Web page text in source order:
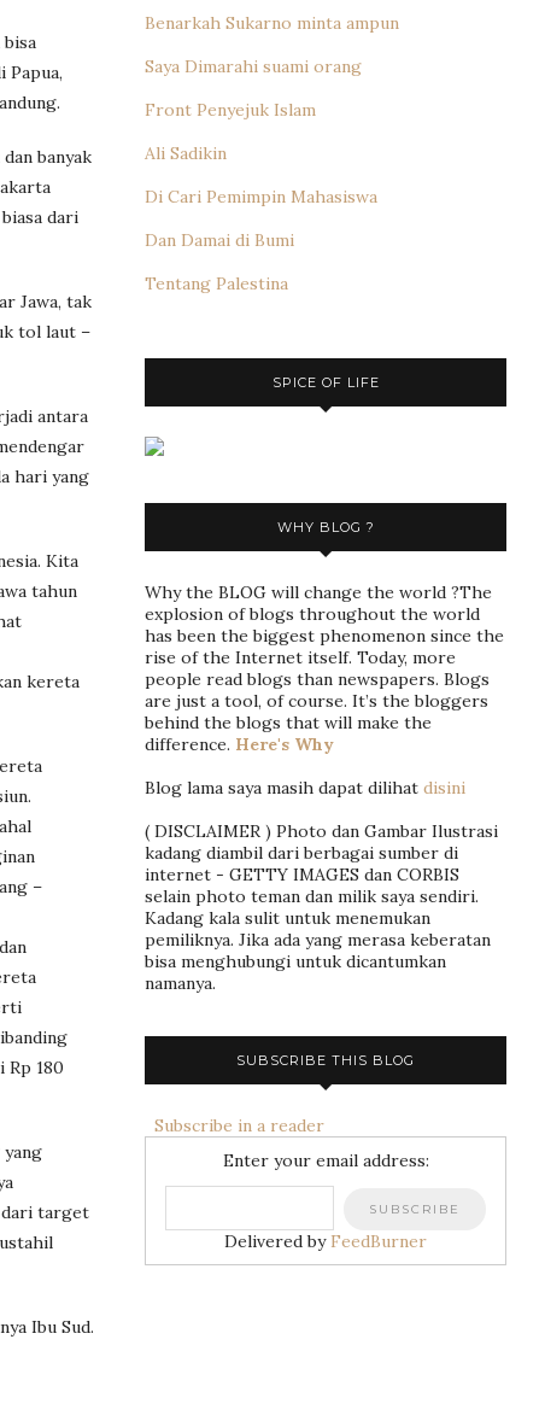
Papua,
banyak
dari
Jawa, tak
tol laut –
antara
hari yang
Kita
tahun
kereta
–
Rp 180
dari target
Ibu Sud.
Benarkah Sukarno minta ampun
Saya Dimarahi suami orang
Front Penyejuk Islam
Ali Sadikin
Di Cari Pemimpin Mahasiswa
Dan Damai di Bumi
Tentang Palestina
SPICE OF LIFE
WHY BLOG ?
Why the BLOG will change the world ?The
explosion of blogs throughout the world
has been the biggest phenomenon since the
rise of the Internet itself. Today, more
people read blogs than newspapers. Blogs
are just a tool, of course. It’s the bloggers
behind the blogs that will make the
difference. Here's Why
Blog lama saya masih dapat dilihat disini
( DISCLAIMER ) Photo dan Gambar Ilustrasi
kadang diambil dari berbagai sumber di
internet - GETTY IMAGES dan CORBIS
selain photo teman dan milik saya sendiri.
Kadang kala sulit untuk menemukan
pemiliknya. Jika ada yang merasa keberatan
bisa menghubungi untuk dicantumkan
namanya.
SUBSCRIBE THIS BLOG
Subscribe in a reader
Enter your email address:
Delivered by FeedBurner